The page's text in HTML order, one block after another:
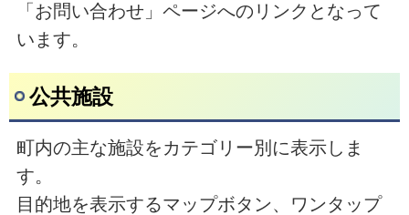
「お問い合わせ」ページへのリンクとなって
います。
公共施設
町内の主な施設をカテゴリー別に表示しま
す。
目的地を表示するマップボタン、ワンタップ